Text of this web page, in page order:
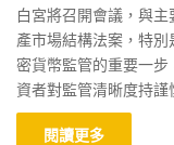
白宮將召開會議，與
產市場結構法案，特
密貨幣監管的重要一
資者對監管清晰度持謹
閱讀更多